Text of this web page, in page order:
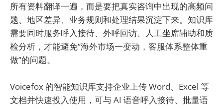
所有资料翻译一遍，而是要把真实咨询中出现的高频问
题、地区差异、业务规则和处理结果沉淀下来。知识库
需要同时服务呼入接待、外呼回访、人工坐席辅助和质
检分析，才能避免“海外市场一变动，客服体系整体重
做”的问题。
Voicefox 的智能知识库支持企业上传 Word、Excel 等
文档并快速投入使用，可与 AI 语音呼入接待、批量语